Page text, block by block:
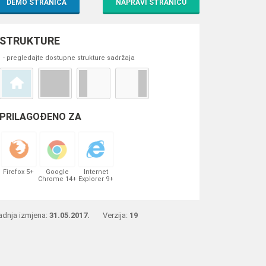
DEMO STRANICA NAPRAVI STRANICU
- pregledajte dostupne strukture sadržaja
ZA
Firefox 5+
Google
Chrome 14+
Internet
Explorer 9+
izmjena: 31.05.2017. Verzija: 19